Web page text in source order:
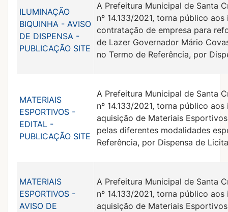
ILUMINAÇÃO
BIQUINHA - AVISO
DE DISPENSA -
PUBLICAÇÃO SITE
A Prefeitura Municipal de Santa
nº 14.133/2021, torna público
contratação de empresa para
de Lazer Governador Mário
no Termo de Referência, por
MATERIAIS
ESPORTIVOS -
EDITAL -
PUBLICAÇÃO SITE
A Prefeitura Municipal de Santa
nº 14.133/2021, torna público
aquisição de Materiais
pelas diferentes modalidades
Referência, por Dispensa de
MATERIAIS
ESPORTIVOS -
AVISO DE
A Prefeitura Municipal de Santa
nº 14.133/2021, torna público
aquisição de Materiais